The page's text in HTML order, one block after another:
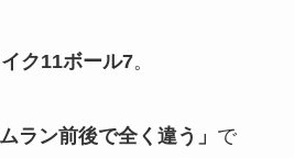
ク11ボール7。
ムラン前後で全く違う」 で